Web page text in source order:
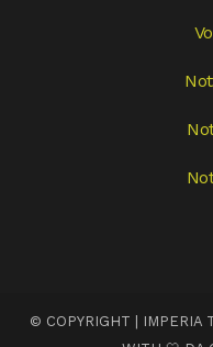
© COPYRIGHT | IMPERIA